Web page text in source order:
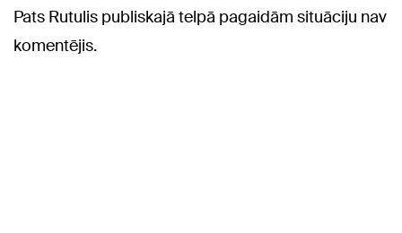
Pats Rutulis publiskajā telpā pagaidām situāciju nav
komentējis.